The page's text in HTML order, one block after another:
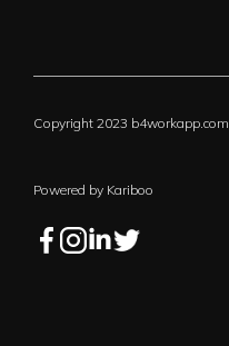
Copyright 2023 b4workapp.com
Powered by Kariboo